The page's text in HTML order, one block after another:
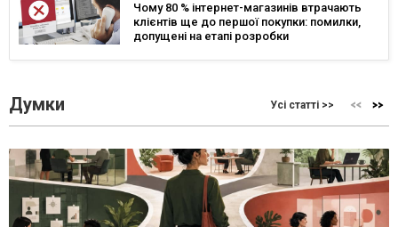
Чому 80 % інтернет-магазинів втрачають
клієнтів ще до першої покупки: помилки,
допущені на етапі розробки
Думки Усі статті >>